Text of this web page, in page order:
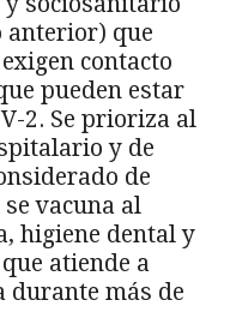
anterior) que
contacto
pueden estar
2. Se prioriza al
y de
de
vacuna al
higiene dental y
atiende a
durante más de